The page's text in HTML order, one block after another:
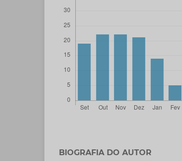
BIOGRAFIA DO AUTOR